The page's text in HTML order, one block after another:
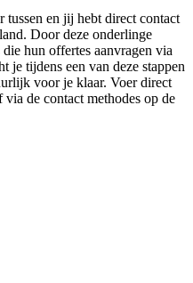
en jij hebt direct contact
Door deze onderlinge
hun offertes aanvragen via
je tijdens een van deze stappen
voor je klaar. Voer direct
de contact methodes op de